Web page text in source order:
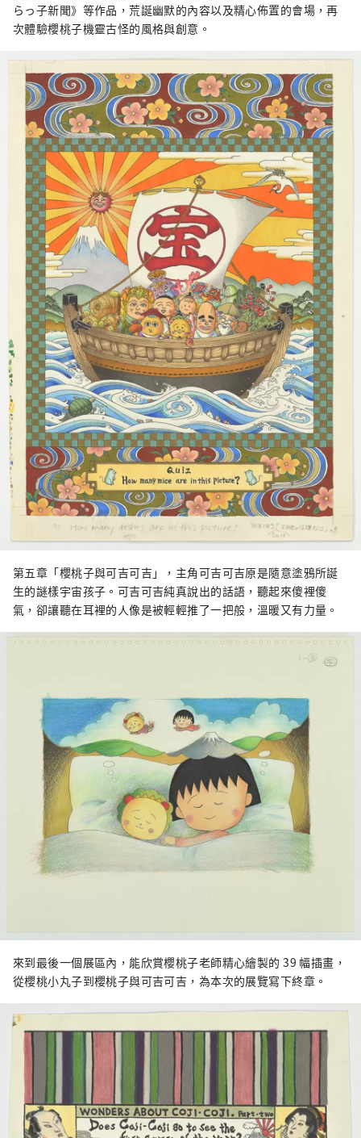
らっ子新聞》等作品，荒誕幽默的內容以及精心佈置的會場，再
次體驗櫻桃子機靈古怪的風格與創意。
第五章「櫻桃子與可吉可吉」，主角可吉可吉原是隨意塗鴉所誕
生的謎樣宇宙孩子。可吉可吉純真說出的話語，聽起來傻裡傻
氣，卻讓聽在耳裡的人像是被輕輕推了一把般，溫暖又有力量。
來到最後一個展區內，能欣賞櫻桃子老師精心繪製的 39 幅插畫，
從櫻桃小丸子到櫻桃子與可吉可吉，為本次的展覽寫下終章。